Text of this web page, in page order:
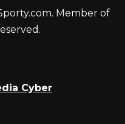
Member of
Cyber